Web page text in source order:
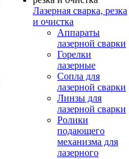
Лазерная сварка, резка
и очистка
Аппараты
лазерной сварки
Горелки
лазерные
Сопла для
лазерной сварки
Линзы для
лазерной сварки
Ролики
подающего
механизма для
лазерного